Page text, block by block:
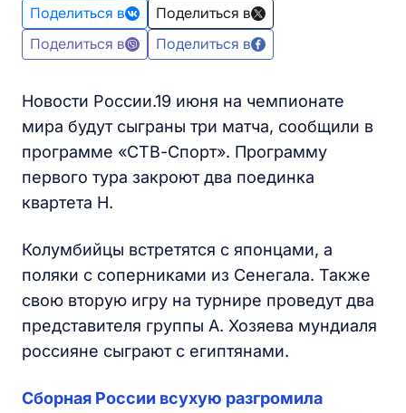
Поделиться в
Поделиться в
Поделиться в
Поделиться в
Новости России.19 июня на чемпионате
мира будут сыграны три матча, сообщили в
программе «СТВ-Спорт». Программу
первого тура закроют два поединка
квартета Н.
Колумбийцы встретятся с японцами, а
поляки с соперниками из Сенегала. Также
свою вторую игру на турнире проведут два
представителя группы А. Хозяева мундиаля
россияне сыграют с египтянами.
Сборная России всухую разгромила